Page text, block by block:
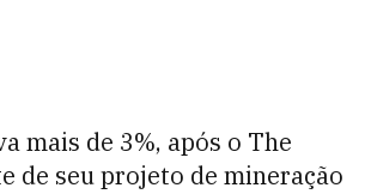
mais de 3%, após o The
de seu projeto de mineração